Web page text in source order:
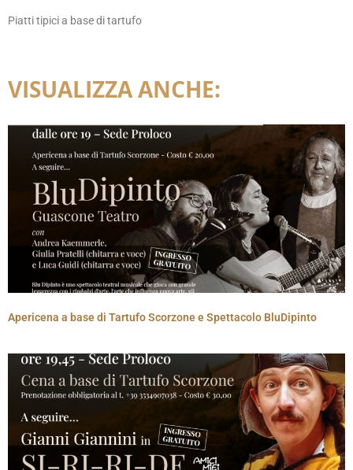
Piatti tipici a base di tartufo
VISUALIZZA ANCHE:
Apericena a base di Tartufo Scorzone e Spettacolo BluDipinto